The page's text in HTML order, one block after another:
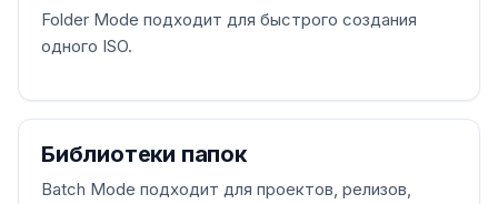
Folder Mode подходит для быстрого создания
одного ISO.
Библиотеки папок
Batch Mode подходит для проектов, релизов,